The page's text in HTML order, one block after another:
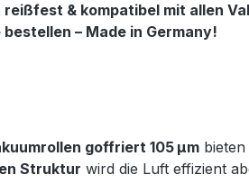
& kompatibel mit allen
– Made in Germany!
goffriert 105 µm
Struktur wird die Luft effizient